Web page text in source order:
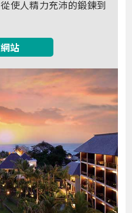
使人精力充沛的鍛鍊到
站